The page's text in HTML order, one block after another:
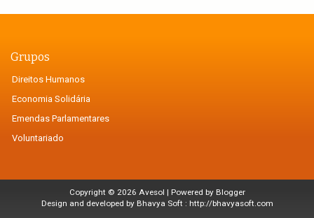
Grupos
Direitos Humanos
Economia Solidária
Emendas Parlamentares
Voluntariado
Copyright © 2026 Avesol | Powered by Blogger
Design and developed by Bhavya Soft : http://bhavyasoft.com